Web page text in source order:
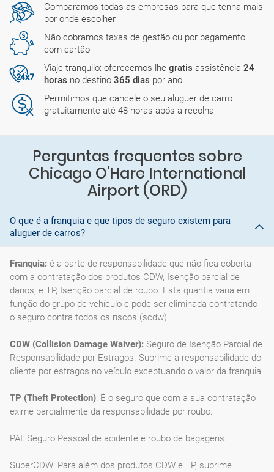
Comparamos todas as empresas para que tenha mais
por onde escolher
Não cobramos taxas de gestão ou por pagamento
com cartão
Viaje tranquilo: oferecemos-lhe gratis assistência 24
horas no destino 365 dias por ano
Permitimos que cancele o seu aluguer de carro
gratuitamente até 48 horas após a recolha
Perguntas frequentes sobre
Chicago O'Hare International
Airport (ORD)
O que é a franquia e que tipos de seguro existem para
aluguer de carros?
Franquia: é a parte de responsabilidade que não fica coberta
com a contratação dos produtos CDW, Isenção parcial de
danos, e TP, Isenção parcial de roubo. Esta quantia varia em
função do grupo de vehículo e pode ser eliminada contratando
o seguro contra todos os riscos (scdw).
CDW (Collision Damage Waiver): Seguro de Isenção Parcial de
Responsabilidade por Estragos. Suprime a responsabilidade do
cliente por estragos no veículo exceptuando o valor da franquia.
TP (Theft Protection): É o seguro que com a sua contratação
exime parcialmente da responsabilidade por roubo.
PAI: Seguro Pessoal de acidente e roubo de bagagens.
SuperCDW: Para além dos produtos CDW e TP, suprime